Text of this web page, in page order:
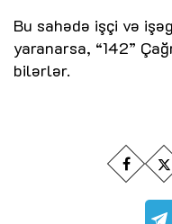
Bu sahədə işçi və
yaranarsa, “142”
bilərlər.